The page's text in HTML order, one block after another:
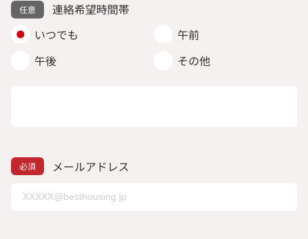
連絡希望時間帯
いつでも
午前
午後
その他
メールアドレス